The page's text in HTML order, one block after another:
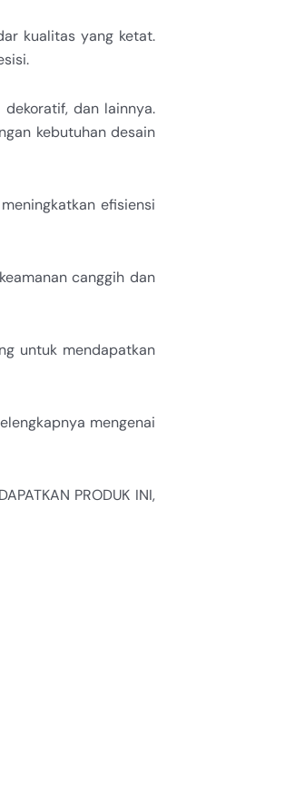
kualitas yang ketat.
dan lainnya.
kebutuhan desain
efisiensi
canggih dan
untuk mendapatkan
mengenai
PRODUK INI,